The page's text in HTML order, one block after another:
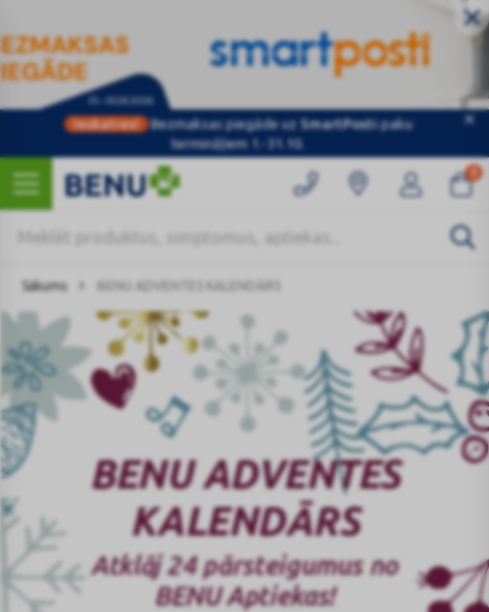
Ieskaties! Bezmaksas piegāde uz SmartPostipaku
termināļiem 1.-31.10.
0
Sākums BENU ADVENTES KALENDĀRS
BENU ADVENTES
KALENDĀRS
Atklāj 24 pārsteigumus no
BENU Aptiekas!